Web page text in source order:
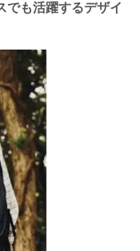
でも活躍するデザイ